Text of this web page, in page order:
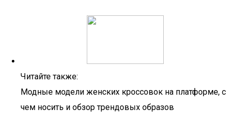
Читайте также:
Модные модели женских кроссовок на платформе, с
чем носить и обзор трендовых образов